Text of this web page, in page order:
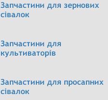
Запчастини для зернових
сівалок
Запчастини для
культиваторів
Запчастини для просапних
сівалок